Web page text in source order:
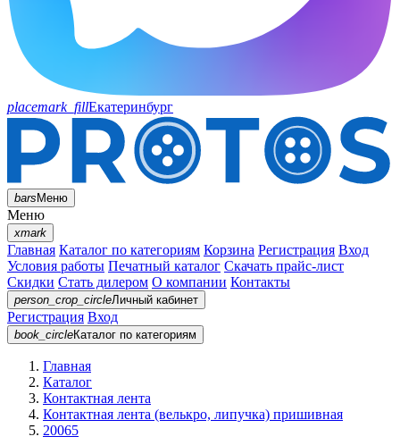
placemark_fillЕкатеринбург
barsМеню
Меню
xmark
Главная Каталог по категориям Корзина Регистрация Вход
Условия работы Печатный каталог Скачать прайс-лист
Скидки Стать дилером О компании Контакты
person_crop_circleЛичный кабинет
Регистрация Вход
book_circleКаталог по категориям
Главная
Каталог
Контактная лента
Контактная лента (велькро, липучка) пришивная
20065